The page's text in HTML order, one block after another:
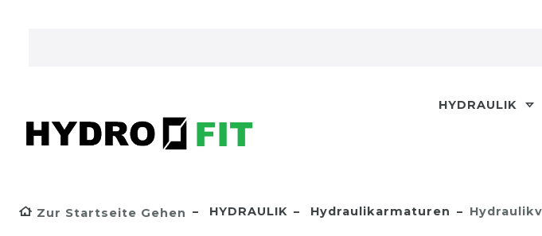
HYDRAULIK
Zur Startseite Gehen HYDRAULIK Hydraulikarmaturen